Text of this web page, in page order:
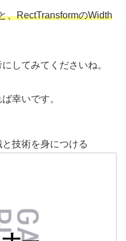
、RectTransformのWidth
してみてくださいね。
幸いです。
技術を身につける